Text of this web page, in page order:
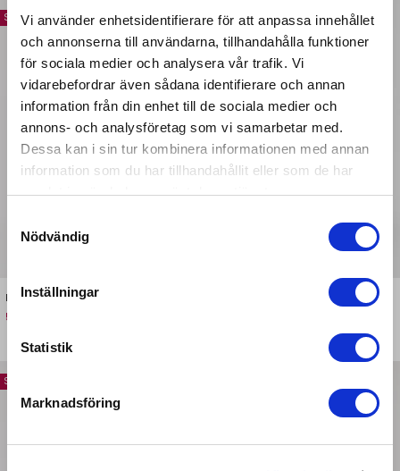
Vi använder enhetsidentifierare för att anpassa innehållet
och annonserna till användarna, tillhandahålla funktioner
för sociala medier och analysera vår trafik. Vi
vidarebefordrar även sådana identifierare och annan
information från din enhet till de sociala medier och
annons- och analysföretag som vi samarbetar med.
Dessa kan i sin tur kombinera informationen med annan
information som du har tillhandahållit eller som de har
samlat in när du har använt deras tjänster.
Nödvändig
Inställningar
Statistik
Marknadsföring
Spara 150 kr
FLX.UP® Tights Black
Pris
599 kr
Spara 150 kr
Spara 150 kr
Hi there!
CHOOSE YOUR LOCATION
select a country below.